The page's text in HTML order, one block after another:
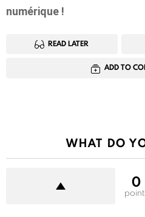
numérique !
READ LATER
ADD TO
WHAT DO
0